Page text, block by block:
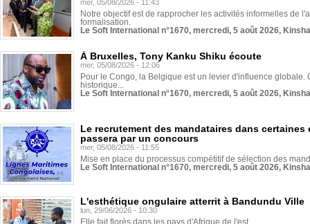
mer, 05/08/2026 - 11:43
Notre objectif est de rapprocher les activités informelles de
formalisation.
Le Soft International n°1670, mercredi, 5 août 2026,
À Bruxelles, Tony Kanku Shiku écoute
mer, 05/08/2026 - 12:06
Pour le Congo, la Belgique est un levier d'influence globale.
historique...
Le Soft International n°1670, mercredi, 5 août 2026,
Le recrutement des mandataires dans
passera par un concours
mer, 05/08/2026 - 11:55
Mise en place du processus compétitif de sélection des
Le Soft International n°1670, mercredi, 5 août 2026,
L'esthétique ongulaire atterrit à Bandundu Ville
lun, 29/06/2026 - 10:30
Elle fait florès dans les pays d'Afrique de l'est...